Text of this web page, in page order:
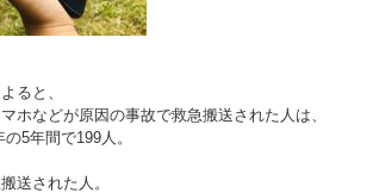
ると、
ホなどが原因の事故で救急搬送された人は、
5年間で199人。
送された人。